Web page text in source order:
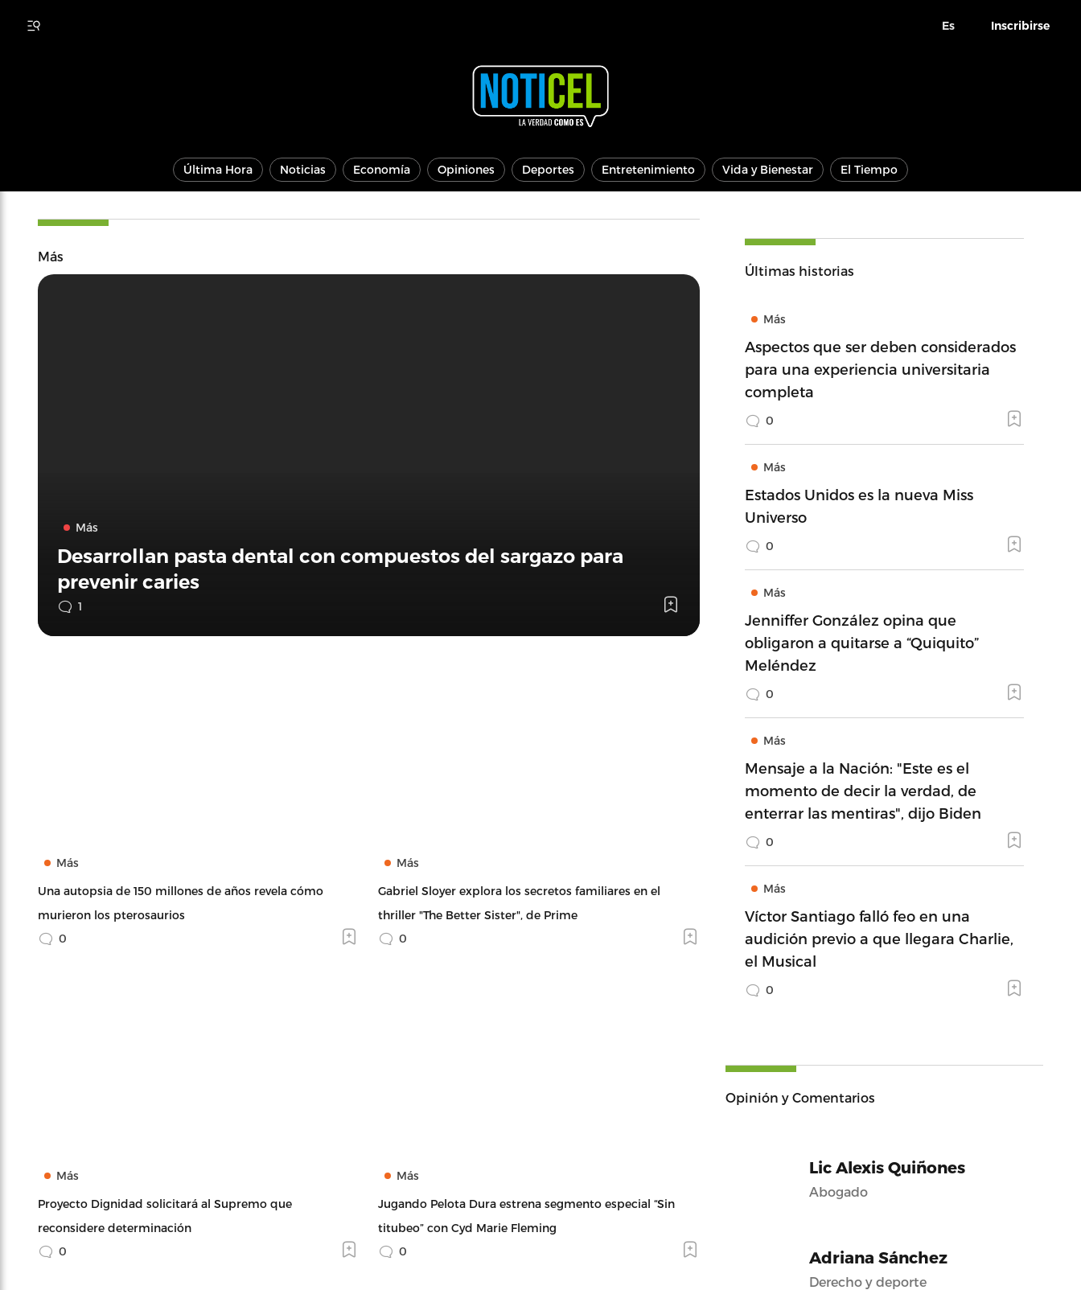
Es Inscribirse
Última Hora Noticias Economía Opiniones Deportes Entretenimiento Vida y Bienestar El Tiempo
Más
Más
Desarrollan pasta dental con compuestos del sargazo para
prevenir caries
1
Más
Una autopsia de 150 millones de años revela cómo
murieron los pterosaurios
0
Más
Gabriel Sloyer explora los secretos familiares en el
thriller "The Better Sister", de Prime
0
Más
Proyecto Dignidad solicitará al Supremo que
reconsidere determinación
0
Más
Jugando Pelota Dura estrena segmento especial “Sin
titubeo” con Cyd Marie Fleming
0
Últimas historias
Más
Aspectos que ser deben considerados
para una experiencia universitaria
completa
0
Más
Estados Unidos es la nueva Miss
Universo
0
Más
Jenniffer González opina que
obligaron a quitarse a “Quiquito”
Meléndez
0
Más
Mensaje a la Nación: "Este es el
momento de decir la verdad, de
enterrar las mentiras", dijo Biden
0
Más
Víctor Santiago falló feo en una
audición previo a que llegara Charlie,
el Musical
0
Opinión y Comentarios
Lic Alexis Quiñones
Abogado
Adriana Sánchez
Derecho y deporte